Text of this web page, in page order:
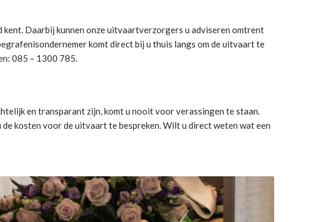
Daarbij kunnen onze uitvaartverzorgers u adviseren omtrent
komt direct bij u thuis langs om de uitvaart te
085 – 1300 785.
en transparant zijn, komt u nooit voor verassingen te staan.
kosten voor de uitvaart te bespreken. Wilt u direct weten wat een